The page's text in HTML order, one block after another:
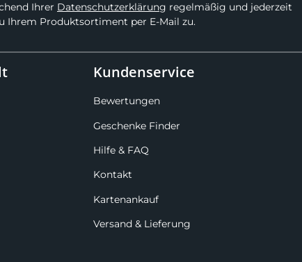
Ihrer Datenschutzerklärung regelmäßig und jederzeit
Ihrem Produktsortiment per E-Mail zu.
Kundenservice
Bewertungen
Geschenke Finder
Hilfe & FAQ
Kontakt
Kartenankauf
Versand & Lieferung